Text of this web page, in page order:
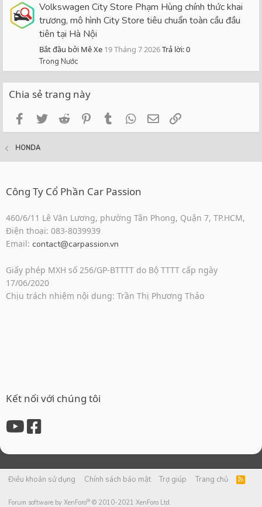
Volkswagen City Store Phạm Hùng chính thức khai
trương, mô hình City Store tiêu chuẩn toàn cầu đầu
tiên tại Hà Nội
Bắt đầu bởi Mê Xe 19 Tháng 7 2026Trả lời: 0
Trong Nước
Chia sẻ trang này
FacebookTwitterReddit PinterestTumblrWhatsApp
Email
HONDA
Công Ty Cổ Phần Car Passion
460/6/11 Lê Văn Lương, phường Tân Phong, Quận 7, TP.HCM,
Điện thoại: 083-8039939
Email: contact@carpassion.vn
Giấy phép MXH số 256/GP-BTTTT do Bộ TTTT cấp ngày
17/06/2020
Chịu trách nhiệm nội dung: Trần Thị Phương Thảo
Kết nối với chúng tôi
Điều khoản sử dụng Chính sách bảo mật Trợ giúp Trang chủ
R
S
Forum software by XenForo® © 2010-2021 XenForo Ltd.